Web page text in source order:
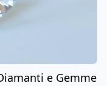
e Gemme